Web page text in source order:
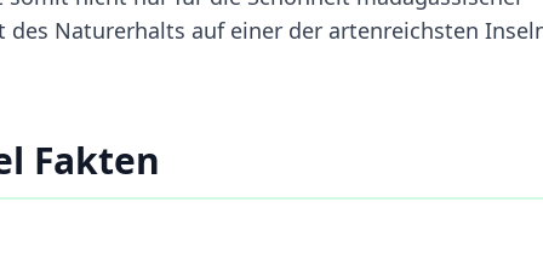
Naturerhalts auf einer der artenreichsten
Fakten